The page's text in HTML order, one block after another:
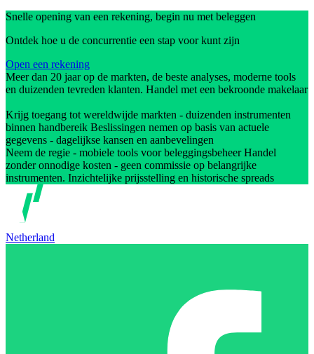
Snelle opening van een rekening, begin nu met beleggen
Ontdek hoe u de concurrentie een stap voor kunt zijn
Open een rekening
Meer dan 20 jaar op de markten, de beste analyses, moderne tools
en duizenden tevreden klanten. Handel met een bekroonde makelaar
Krijg toegang tot wereldwijde markten - duizenden instrumenten
binnen handbereik Beslissingen nemen op basis van actuele
gegevens - dagelijkse kansen en aanbevelingen
Neem de regie - mobiele tools voor beleggingsbeheer Handel
zonder onnodige kosten - geen commissie op belangrijke
instrumenten. Inzichtelijke prijsstelling en historische spreads
Netherland